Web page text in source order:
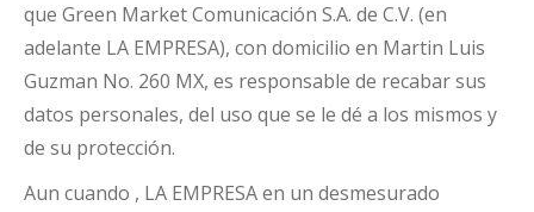
que Green Market Comunicación S.A. de C.V. (en
adelante LA EMPRESA), con domicilio en Martin Luis
Guzman No. 260 MX, es responsable de recabar sus
datos personales, del uso que se le dé a los mismos y
de su protección.
Aun cuando , LA EMPRESA en un desmesurado